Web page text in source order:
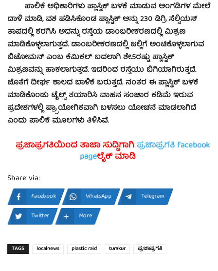
ಪಾಲಿಕೆ ಅಧಿಕಾರಿಗಳು ಪ್ಲಾಸ್ಟಿಕ್ ಬಳಕೆ ಮಾಡುವ ಅಂಗಡಿಗಳ ಮೇಲೆ
ದಾಳಿ ಮಾಡಿ, ವಶ ಪಡಿಸಿಕೊಂಡ ಪ್ಲಾಸ್ಟಿಕ್ ಅನ್ನು 230 ಡಿಗ್ರಿ ಸೆಲ್ಸಿಯಸ್
ತಾಪದಲ್ಲಿ ಕರಗಿಸಿ ಅದನ್ನು ರಸ್ತೆಯ ಡಾಂಬರೀಕರಣದಲ್ಲಿ ಮಿಶ್ರಣ
ಮಾಡಿಕೊಳ್ಳಲಾಗುತ್ತದೆ. ಡಾಂಬರೀಕರಣದಲ್ಲಿ ಜಲ್ಲಿಗೆ ಅಂಟಿಕೊಳ್ಳಲಾಗುವ
ಬಿಟೋಮನ್ ಎಂಬ ಕೆಮಿಕಲ್ ಬದಲಾಗಿ ಶೇ.5ರಷ್ಟು ಪ್ಲಾಸ್ಟಿಕ್
ಮಿಶ್ರಣವನ್ನು ಹಾಕಲಾಗುತ್ತದೆ. ಇದರಿಂದ ರಸ್ತೆಯು ಬಿಗಿಯಾಗಿರುತ್ತದೆ.
ಜೊತೆಗೆ ದೀರ್ಘ ಕಾಲದ ಬಾಳಿಕೆ ಬರುತ್ತದೆ. ನಂತರ ಈ ಪ್ಲಾಸ್ಟಿಕ್ ಬಳಕೆ
ಮಾಡಿಕೊಂಡು ಟೈಲ್ಸ್ ತಯಾರಿಸಿ ವಾಹನ ಸಂಚಾರ ಕಡಿಮೆ ಇರುವ
ಪ್ರದೇಶಗಳಲ್ಲಿ ಪ್ರ್ರಾಯೋಗಿಕವಾಗಿ ಬಳಸಲು ಯೋಚನೆ ಮಾಡಲಾಗಿದೆ
ಎಂದು ಪಾಲಿಕೆ ಮೂಲಗಳು ತಿಳಿಸಿವೆ.
ಪ್ರಜಾಪ್ರಗತಿಯಿಂದ ತಾಜಾ ಸುದ್ದಿಗಾಗಿ ಪ್ರಜಾಪ್ರಗತಿ facebook
pageಲೈಕ್ ಮಾಡಿ
Share via:
Facebook WhatsApp
Telegram
Twitter
More
TAGS localnews plastic raid tumkur ಪ್ರಜಾಪ್ರಗತಿ